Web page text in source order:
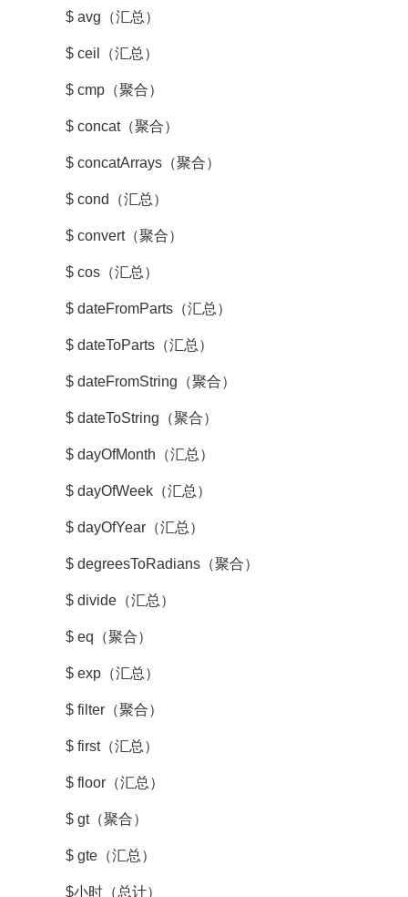
$ avg（汇总）
$ ceil（汇总）
$ cmp（聚合）
$ concat（聚合）
$ concatArrays（聚合）
$ cond（汇总）
$ convert（聚合）
$ cos（汇总）
$ dateFromParts（汇总）
$ dateToParts（汇总）
$ dateFromString（聚合）
$ dateToString（聚合）
$ dayOfMonth（汇总）
$ dayOfWeek（汇总）
$ dayOfYear（汇总）
$ degreesToRadians（聚合）
$ divide（汇总）
$ eq（聚合）
$ exp（汇总）
$ filter（聚合）
$ first（汇总）
$ floor（汇总）
$ gt（聚合）
$ gte（汇总）
$小时（总计）